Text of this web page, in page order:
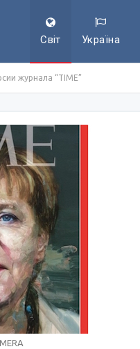
Світ Україна
журнала “TIME”